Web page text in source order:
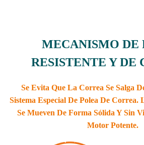
MECANISMO DE
RESISTENTE Y DE
Se Evita Que La Correa Se Salga
Sistema Especial De Polea De Correa.
Se Mueven De Forma Sólida Y Sin
Motor Potente.